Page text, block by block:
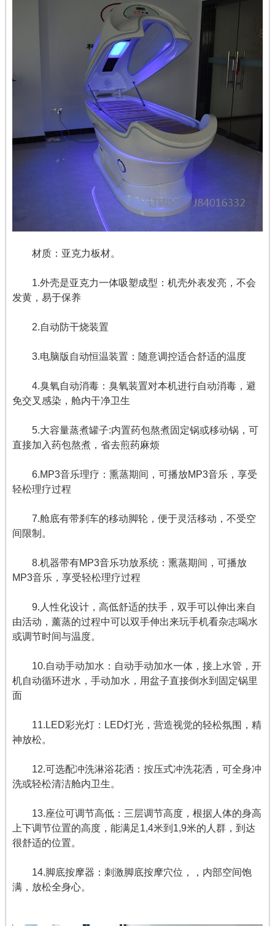
材质：亚克力板材。
1.外壳是亚克力一体吸塑成型：机壳外表发亮，不会
发黄，易于保养
2.自动防干烧装置
3.电脑版自动恒温装置：随意调控适合舒适的温度
4.臭氧自动消毒：臭氧装置对本机进行自动消毒，避
免交叉感染，舱内干净卫生
5.大容量蒸煮罐子:内置药包熬煮固定锅或移动锅，可
直接加入药包熬煮，省去煎药麻烦
6.MP3音乐理疗：熏蒸期间，可播放MP3音乐，享受
轻松理疗过程
7.舱底有带刹车的移动脚轮，便于灵活移动，不受空
间限制。
8.机器带有MP3音乐功放系统：熏蒸期间，可播放
MP3音乐，享受轻松理疗过程
9.人性化设计，高低舒适的扶手，双手可以伸出来自
由活动，薰蒸的过程中可以双手伸出来玩手机看杂志喝水
或调节时间与温度。
10.自动手动加水：自动手动加水一体，接上水管，开
机自动循环进水，手动加水，用盆子直接倒水到固定锅里
面
11.LED彩光灯：LED灯光，营造视觉的轻松氛围，精
神放松。
12.可选配冲洗淋浴花洒：按压式冲洗花洒，可全身冲
洗或轻松清洁舱内卫生。
13.座位可调节高低：三层调节高度，根据人体的身高
上下调节位置的高度，能满足1,4米到1,9米的人群，到达
很舒适的位置。
14.脚底按摩器：刺激脚底按摩穴位，，内部空间饱
满，放松全身心。